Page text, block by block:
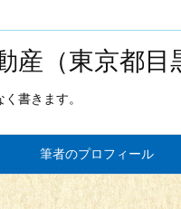
産（東京都
書きます。
筆者のプロフィール